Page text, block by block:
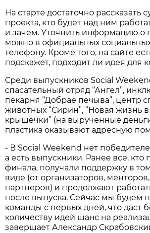
На старте достаточно рассказать
проекта, кто будет над ним
и зачем. Уточнить информацию о
можно в официальных
телефону. Кроме того, на сайте
подскажет, подходит ли идея для
Среди выпускников Social
спасательный отряд “Ангел”,
пекарня “Добрае печыва”, центр
животных “Сирин”, “Новая жизнь
крышечки” (на вырученные
пластика оказывают адресную
- В Social Weekend нет
а есть выпускники. Ранее все,
финала, получали поддержку в
виде (от организаторов,
партнеров) и продолжают
после выпуска. Сейчас мы будем
команды с первых дней, что даст
количеству идей шанс на
завершает Александр